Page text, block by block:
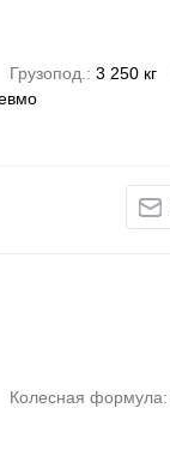
Грузопод. 3 250 кг
Колесная формула